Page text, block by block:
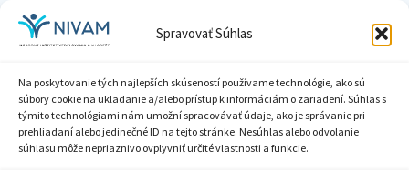
Spravovať Súhlas
Na poskytovanie tých najlepších skúseností používame technológie, ako sú
súbory cookie na ukladanie a/alebo prístup k informáciám o zariadení. Súhlas s
týmito technológiami nám umožní spracovávať údaje, ako je správanie pri
prehliadaní alebo jedinečné ID na tejto stránke. Nesúhlas alebo odvolanie
súhlasu môže nepriaznivo ovplyvniť určité vlastnosti a funkcie.
IČO: 00164348
DIČ: 2020798714
Zásady ochrany súkromia